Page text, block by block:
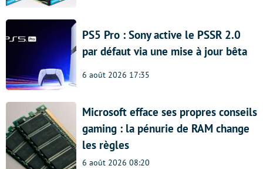
PS5 Pro : Sony active le PSSR 2.0
par défaut via une mise à jour bêta
6 août 2026 17:35
Microsoft efface ses propres conseils
gaming : la pénurie de RAM change
les règles
6 août 2026 08:20